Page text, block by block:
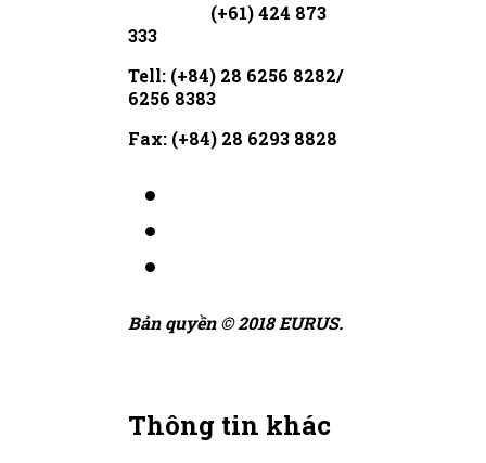
(+61) 424 873
333
Tell: (+84) 28 6256 8282/
6256 8383
Fax: (+84) 28 6293 8828
Bản quyền © 2018 EURUS.
Thông tin khác